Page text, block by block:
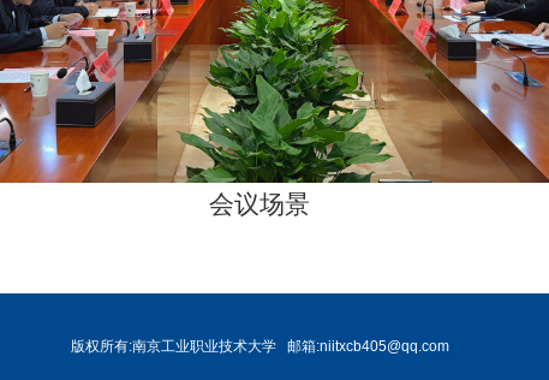
会议场景
版权所有:南京工业职业技术大学 邮箱:niitxcb405@qq.com